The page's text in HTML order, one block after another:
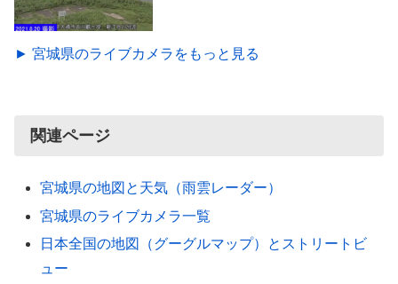
► 宮城県のライブカメラをもっと見る
関連ページ
宮城県の地図と天気（雨雲レーダー）
宮城県のライブカメラ一覧
日本全国の地図（グーグルマップ）とストリートビ
ュー